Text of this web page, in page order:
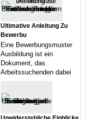
Ultimative Anleitung Zu
Bewerbu
Eine Bewerbungsmuster
Ausbildung ist ein
Dokument, das
Arbeitssuchenden dabei